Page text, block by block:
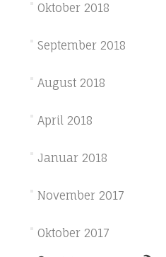
Oktober 2018
September 2018
August 2018
April 2018
Januar 2018
November 2017
Oktober 2017